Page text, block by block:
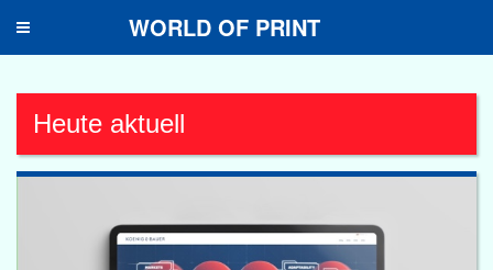
Toggle
WORLD OF PRINT
Heute aktuell